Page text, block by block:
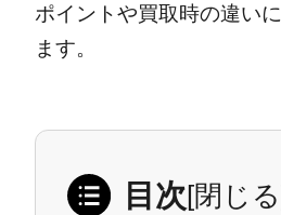
ポイントや買取時の違い
ます。
目次[閉じる